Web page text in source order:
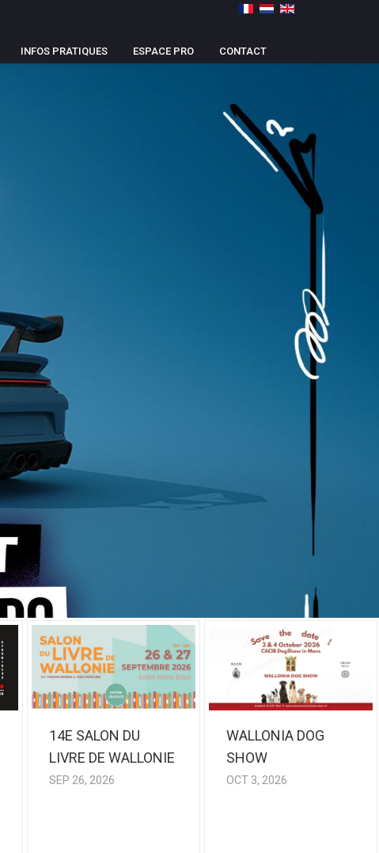
INFOS PRATIQUES ESPACE PRO CONTACT
14E SALON DU
LIVRE DE WALLONIE
SEP 26, 2026
WALLONIA DOG
SHOW
OCT 3, 2026